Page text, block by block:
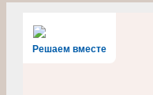
Решаем вместе